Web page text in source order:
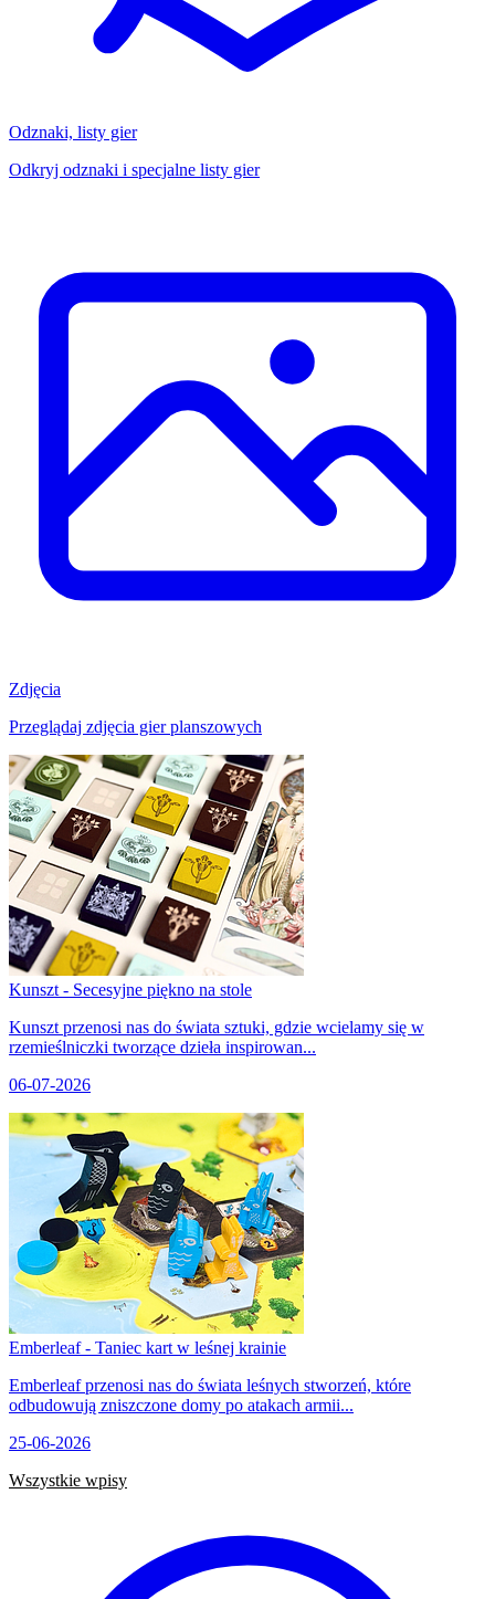
Odznaki, listy gier
Odkryj odznaki i specjalne listy gier
Zdjęcia
Przeglądaj zdjęcia gier planszowych
Kunszt - Secesyjne piękno na stole
Kunszt przenosi nas do świata sztuki, gdzie wcielamy się w
rzemieślniczki tworzące dzieła inspirowan...
06-07-2026
Emberleaf - Taniec kart w leśnej krainie
Emberleaf przenosi nas do świata leśnych stworzeń, które
odbudowują zniszczone domy po atakach armii...
25-06-2026
Wszystkie wpisy